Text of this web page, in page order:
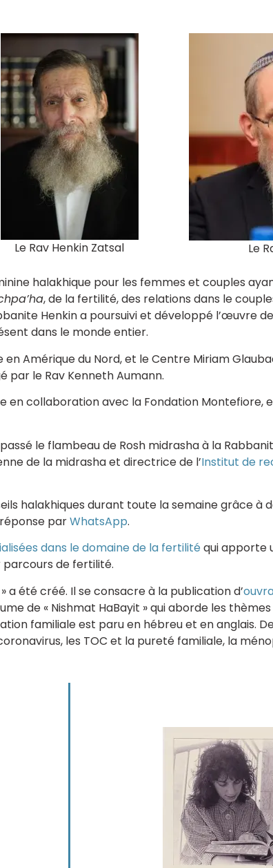
Le Rav Henkin Zatsal Le
halakhique pour les femmes et couples
, de la fertilité, des relations dans le
Henkin a poursuivi et développé l’œuvre
dans le monde entier.
Amérique du Nord, et le Centre Miriam
par le Rav Kenneth Aumann.
en collaboration avec la Fondation Montefiore,
le flambeau de Rosh midrasha à la
de la midrasha et directrice de l’Institut de
halakhiques durant toute la semaine grâce à
parWhatsApp.
dans le domaine de la fertilité qui apporte
parcours de fertilité.
a été créé. Il se consacre à la publication d’
de « Nishmat HaBayit » qui aborde les
familiale est paru en hébreu et en anglais.
les TOC et la pureté familiale, la